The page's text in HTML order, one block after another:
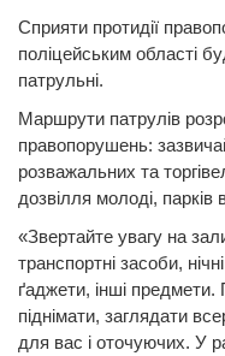
Сприяти протидії
поліцейським області
патрульні.
Маршрути патрулів
правопорушень:
розважальних та
дозвілля молоді, парків
«Звертайте увагу на
транспортні засоби,
ґаджети, інші предмети.
піднімати, заглядати
для вас і оточуючих. У